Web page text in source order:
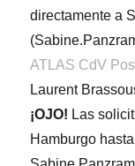
directamente a
ATLAS CdV
Laurent
¡OJO! Las
Hamburgo